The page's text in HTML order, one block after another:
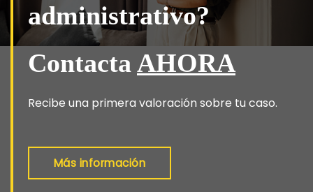
administrativo?
ContactaAHORA
Recibe una primera valoración sobre tu caso.
Más información